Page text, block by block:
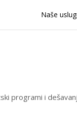
Naše
programi i